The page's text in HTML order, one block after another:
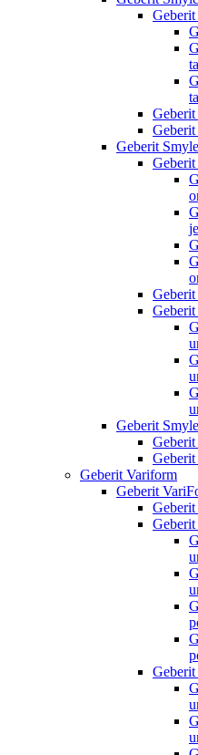
Geberit
Geberit
Geberit
Geberit Variform
Geberit